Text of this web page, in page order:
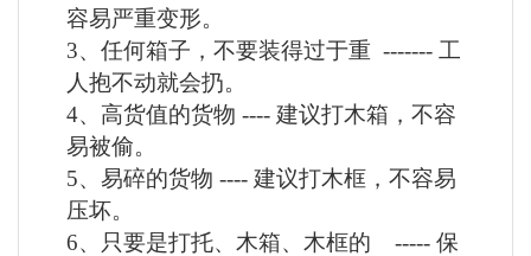
容易严重变形。
3、任何箱子，不要装得过于重 ------- 工
人抱不动就会扔。
4、高货值的货物 ---- 建议打木箱，不容
易被偷。
5、易碎的货物 ---- 建议打木框，不容易
压坏。
6、只要是打托、木箱、木框的 ----- 保